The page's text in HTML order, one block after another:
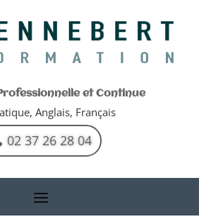
et Continue
Anglais, Français
02 37 26 28 04